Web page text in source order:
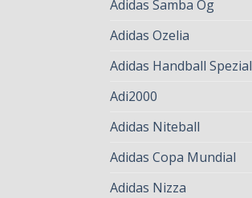
Adidas Samba Og
Adidas Ozelia
Adidas Handball Spezial
Adi2000
Adidas Niteball
Adidas Copa Mundial
Adidas Nizza
60.00